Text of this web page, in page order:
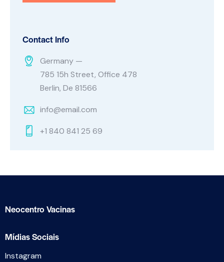
Contact Info
Germany —
785 15h Street, Office 478
Berlin, De 81566
info@email.com
+1 840 841 25 69
Neocentro Vacinas
Mídias Sociais
Instagram